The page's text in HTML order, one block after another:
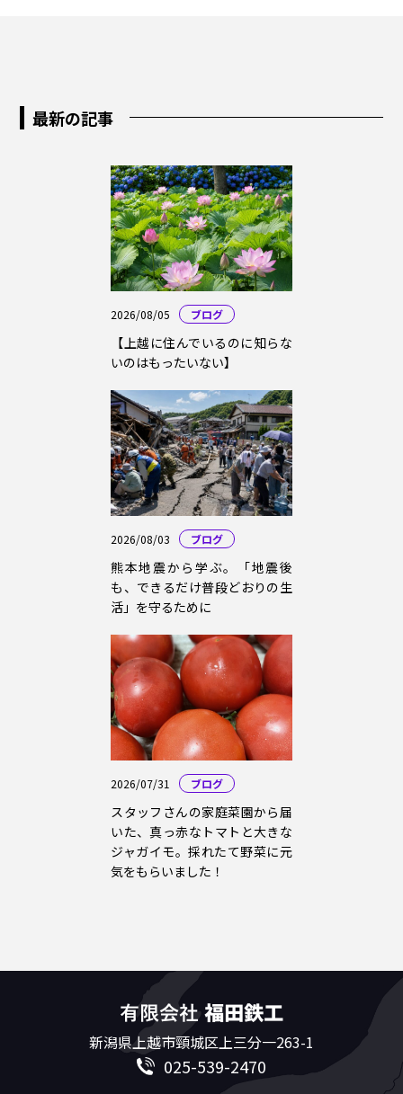
最新の記事
2026/08/05 ブログ
【上越に住んでいるのに知らな
いのはもったいない】
2026/08/03 ブログ
熊本地震から学ぶ。「地震後
も、できるだけ普段どおりの生
活」を守るために
2026/07/31 ブログ
スタッフさんの家庭菜園から届
いた、真っ赤なトマトと大きな
ジャガイモ。採れたて野菜に元
気をもらいました！
新潟県上越市頸城区上三分一263-1
025-539-2470